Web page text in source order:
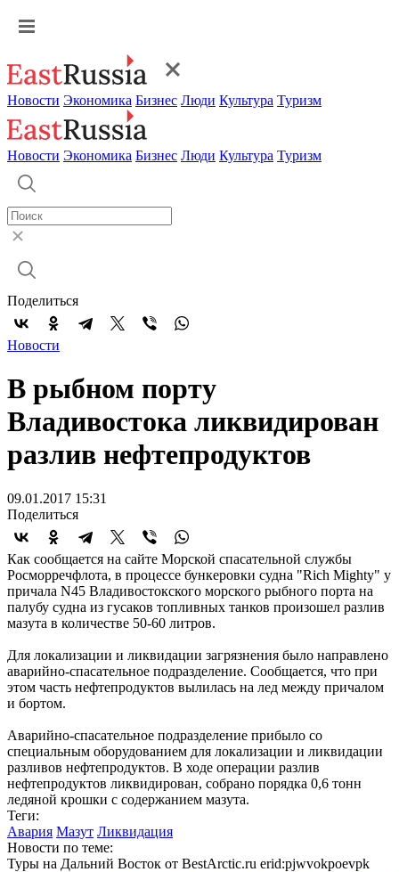
Новости Экономика Бизнес Люди Культура Туризм
Новости Экономика Бизнес Люди Культура Туризм
Поделиться
Новости
В рыбном порту
Владивостока ликвидирован
разлив нефтепродуктов
09.01.2017 15:31
Поделиться
Как сообщается на сайте Морской спасательной службы
Росморречфлота, в процессе бункеровки судна "Rich Mighty" у
причала N45 Владивостокского морского рыбного порта на
палубу судна из гусаков топливных танков произошел разлив
мазута в количестве 50-60 литров.
Для локализации и ликвидации загрязнения было направлено
аварийно-спасательное подразделение. Сообщается, что при
этом часть нефтепродуктов вылилась на лед между причалом
и бортом.
Аварийно-спасательное подразделение прибыло со
специальным оборудованием для локализации и ликвидации
разливов нефтепродуктов. В ходе операции разлив
нефтепродуктов ликвидирован, собрано порядка 0,6 тонн
ледяной крошки с содержанием мазута.
Теги:
Авария Мазут Ликвидация
Новости по теме:
Туры на Дальний Восток от BestArctic.ru erid:pjwvokpoevpk